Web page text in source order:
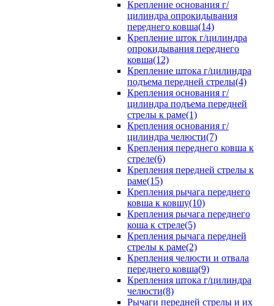
Крепление основания г/
цилиндра опрокидывания
переднего ковша(14)
Крепление шток г/цилиндра
опрокидывания переднего
ковша(12)
Крепление штока г/цилиндра
подъема передней стрелы(4)
Крепления основания г/
цилиндра подъема передней
стрелы к раме(1)
Крепления основания г/
цилиндра челюсти(7)
Крепления переднего ковша к
стреле(6)
Крепления передней стрелы к
раме(15)
Крепления рычага переднего
ковша к ковшу(10)
Крепления рычага переднего
коша к стреле(5)
Крепления рычага передней
стрелы к раме(2)
Крепления челюсти и отвала
переднего ковша(9)
Крепления штока г/цилиндра
челюсти(8)
Рычаги передней стрелы и их